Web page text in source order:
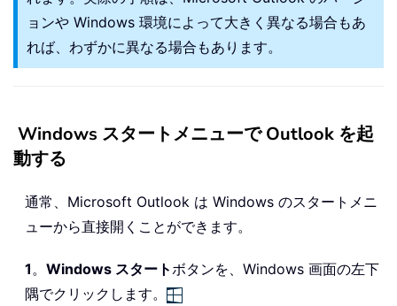
ョンや Windows 環境によって大きく異なる場合もあ
れば、わずかに異なる場合もあります。
Windows スタートメニューで Outlook を起
動する
通常、Microsoft Outlook は Windows のスタートメニ
ューから直接開くことができます。
1。 Windows スタートボタンを、Windows 画面の左下
隅でクリックします。